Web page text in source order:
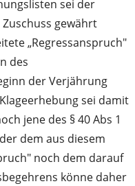
sei der
gewährt
„Regressanspruch"
des
der Verjährung
sei damit
jene des § 40 Abs 1
dem aus diesem
noch dem darauf
könne daher